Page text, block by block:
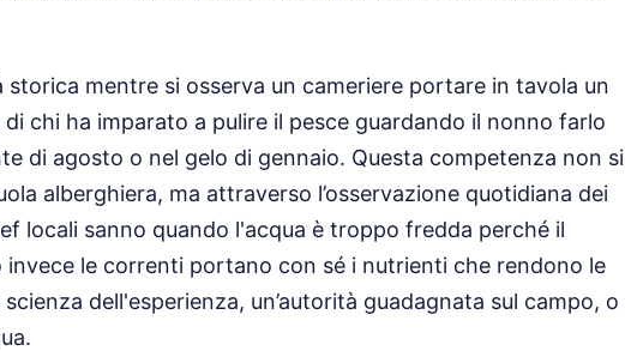
storica mentre si osserva un cameriere portare in tavola un
chi ha imparato a pulire il pesce guardando il nonno farlo
di agosto o nel gelo di gennaio. Questa competenza non si
alberghiera, ma attraverso l’osservazione quotidiana dei
locali sanno quando l'acqua è troppo fredda perché il
invece le correnti portano con sé i nutrienti che rendono le
dell'esperienza, un’autorità guadagnata sul campo, o